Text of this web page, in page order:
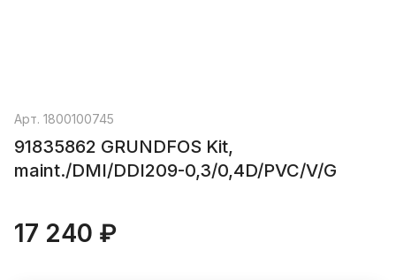
Арт. 1800100745
91835862 GRUNDFOS Kit,
maint./DMI/DDI209-0,3/0,4D/PVC/V/G
17 240 ₽